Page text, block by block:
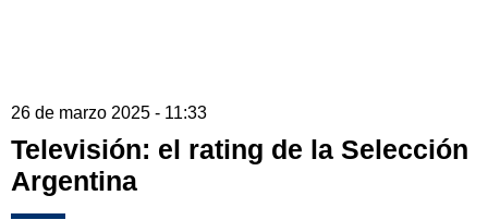
26 de marzo 2025 - 11:33
Televisión: el rating de la Selección
Argentina